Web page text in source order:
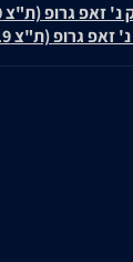
(ת"צ 23008-08-20)
(ת"צ 60371-12-19)